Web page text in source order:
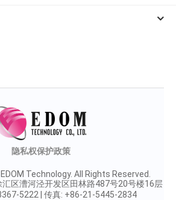
Technology. All Rights Reserved.
区漕河泾开发区田林路487号20号楼16层
5222 | 传真: +86-21-5445-2834
隐私权保护政策